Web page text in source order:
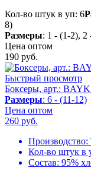
Кол-во штук в уп: 6
8)
Размеры: 1 - (1-2), 2
Цена оптом
190 руб.
Быстрый просмотр
Боксеры, арт.:
Размеры: 6 - (11-12)
Цена оптом
260 руб.
Производство:
Кол-во штук в
Состав: 95%